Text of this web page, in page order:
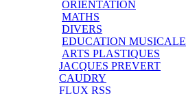
ORIENTATION
MATHS
DIVERS
EDUCATION MUSICALE
ARTS PLASTIQUES
JACQUES PREVERT
CAUDRY
FLUX RSS